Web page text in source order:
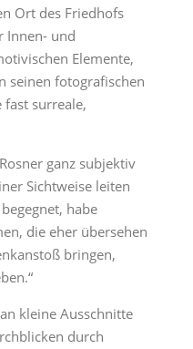
Ort des Friedhofs
Innen- und
Elemente,
seinen fotografischen
surreale,
ganz subjektiv
Sichtweise leiten
habe
die eher übersehen
bringen,
kleine Ausschnitte
durch